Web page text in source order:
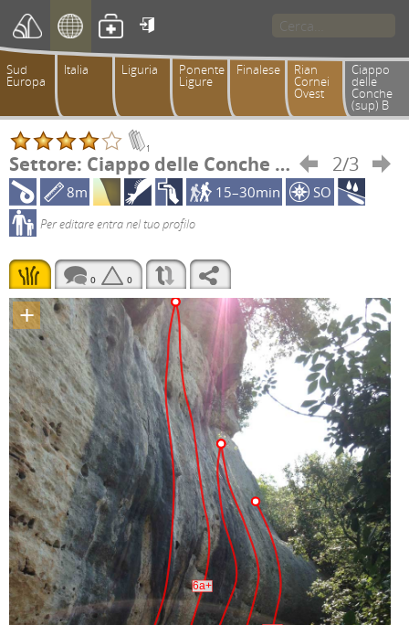

Sud
Europa
Italia Liguria Ponente
Ligure
Finalese Rian
Cornei
Ovest
Ciappo
delle
Conche
(sup) B
1
Settore: Ciappo delle Conche (sup) B  2/3

8m
15–30min SO
Per editare entra nel tuo profilo
0 0
+
6a+